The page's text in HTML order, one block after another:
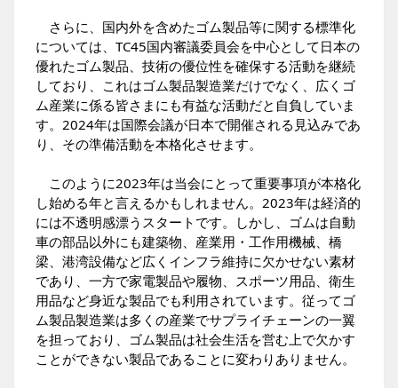
さらに、国内外を含めたゴム製品等に関する標準化
については、TC45国内審議委員会を中心として日本の
優れたゴム製品、技術の優位性を確保する活動を継続
しており、これはゴム製品製造業だけでなく、広くゴ
ム産業に係る皆さまにも有益な活動だと自負していま
す。2024年は国際会議が日本で開催される見込みであ
り、その準備活動を本格化させます。
このように2023年は当会にとって重要事項が本格化
し始める年と言えるかもしれません。2023年は経済的
には不透明感漂うスタートです。しかし、ゴムは自動
車の部品以外にも建築物、産業用・工作用機械、橋
梁、港湾設備など広くインフラ維持に欠かせない素材
であり、一方で家電製品や履物、スポーツ用品、衛生
用品など身近な製品でも利用されています。従ってゴ
ム製品製造業は多くの産業でサプライチェーンの一翼
を担っており、ゴム製品は社会生活を営む上で欠かす
ことができない製品であることに変わりありません。